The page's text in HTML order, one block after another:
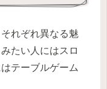
れぞれ異なる魅
たい人にはスロ
テーブルゲーム